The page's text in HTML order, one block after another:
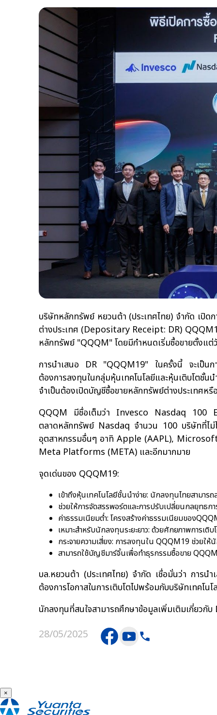
บริษัทหลักทรัพย์ หยวนต้า (ประเทศไทย) จำกัด เปิ
ต่างประเทศ (Depositary Receipt: DR)
หลักทรัพย์ "QQQM" โดยมีกำหนดเริ่มซื้อขายตั้งแ
การนำเสนอ DR "QQQM19" ในครั้งนี้ จะเป็นก
ต้องการลงทุนในกลุ่มหุ้นเทคโนโลยีและหุ้นเติบโตชั้
จำเป็นต้องเปิดบัญชีซื้อขายหลักทรัพย์ต่างประเทศหรื
QQQM มีชื่อเต็มว่า Invesco Nasdaq 100
ตลาดหลักทรัพย์ Nasdaq จำนวน 100 บริษัทที่ไม่ไ
อุตสาหกรรมอื่นๆ อาทิ Apple (AAPL),
Meta Platforms (META) และอีกมากมาย
จุดเด่นของ QQQM19:
เข้าถึงหุ้นเทคโนโลยีชั้นนำง่าย: นักลงทุนไทยสามาร
ช่วยให้การจัดสรรพอร์ตและการปรับเปลี่ยนกลยุทธก
ค่าธรรมเนียมต่ำ: โครงสร้างค่าธรรมเนียมของ
เหมาะสำหรับนักลงทุนระยะยาว: ด้วยศักยภาพการเ
กระจายความเสี่ยง: การลงทุนใน QQQM19 ช่วยใ
สามารถใช้บัญชีมาร์จิ้นเพื่อทำธุรกรรมซื้อขาย
บล.หยวนต้า (ประเทศไทย) จำกัด เชื่อมั่นว่า การน
ต้องการโอกาสในการเติบโตไปพร้อมกับบริษัทเทคโน
นักลงทุนที่สนใจสามารถศึกษาข้อมูลเพิ่มเติมเกี่ยวกั
28/05/2025
×